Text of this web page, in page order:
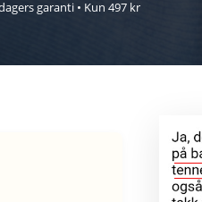
garanti • Kun 497 kr